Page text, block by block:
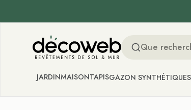
Decoweb
JARDINMAISONTAPISGAZON SYNTHÉTIQUE